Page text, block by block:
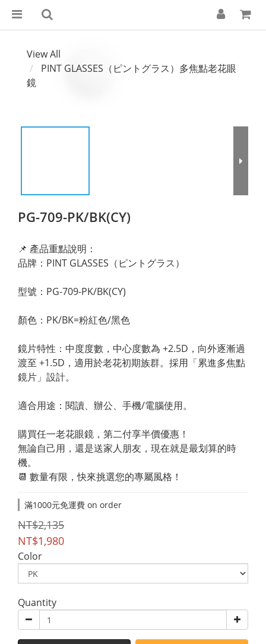
View All
PINT GLASSES（ピントグラス）多焦點老花眼
鏡
PG-709-PK/BK(CY)
📌 產品重點說明：
品牌：PINT GLASSES（ピントグラス）
型號：PG-709-PK/BK(CY)
顏色：PK/BK=粉紅色/黑色
鏡片特性：中度度數，中心度數為 +2.5D，向外逐漸過
渡至 +1.5D，適用於老花初期族群。採用「累進多焦點
鏡片」設計。
適合用途：閱讀、辦公、手機/電腦使用。
購買任一老花眼鏡，第二付享半價優惠！
無論自己用，還是送家人朋友，現在就是最划算的時
機。
📆 數量有限，快來挑選您的專屬風格！
滿1000元免運費 on order
NT$2,135
NT$1,980
Color
Quantity